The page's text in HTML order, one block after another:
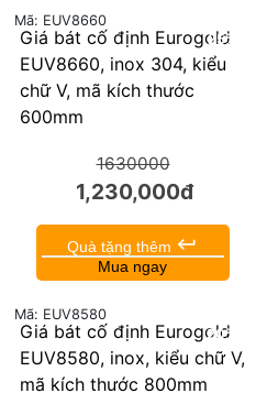
25%
Giá bát cố định Eurogold
EUV8660, inox 304, kiểu
chữ V, mã kích thước
600mm
Mã: EUV8660
1630000
1,230,000đ
Quà tặng thêm keyboard_return
Mua ngay
20%
Giá bát cố định Eurogold
EUV8580, inox, kiểu chữ V,
mã kích thước 800mm
Mã: EUV8580